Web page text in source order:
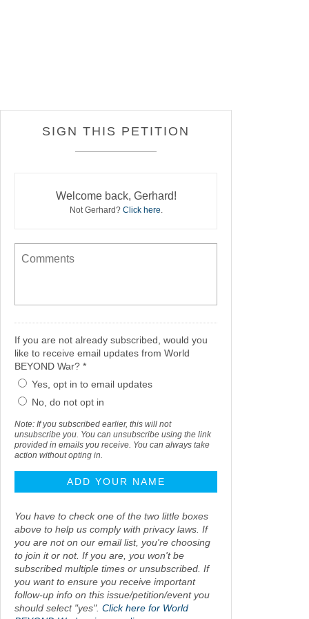
SIGN THIS PETITION
Welcome back, Gerhard!
Not Gerhard? Click here.
If you are not already subscribed, would you
like to receive email updates from World
BEYOND War? *
Yes, opt in to email updates
No, do not opt in
Note: If you subscribed earlier, this will not
unsubscribe you. You can unsubscribe using the link
provided in emails you receive. You can always take
action without opting in.
You have to check one of the two little boxes
above to help us comply with privacy laws. If
you are not on our email list, you're choosing
to join it or not. If you are, you won't be
subscribed multiple times or unsubscribed. If
you want to ensure you receive important
follow-up info on this issue/petition/event you
should select "yes". Click here for World